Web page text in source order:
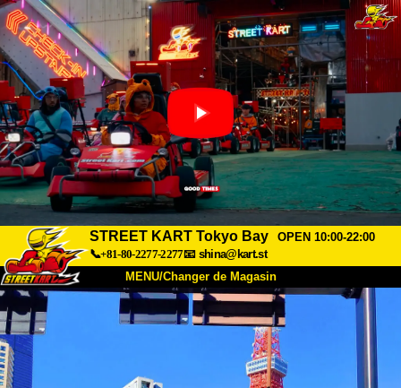
STREET KART Tokyo Bay
OPEN 10:00-22:00
📞+81-80-2277-2277📧 shina@kart.st
MENU/Changer de Magasin
ACCUEIL